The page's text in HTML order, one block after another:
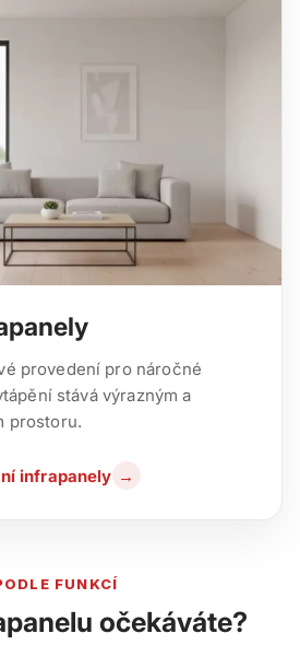
provedení pro náročné
stává výrazným a
prostoru.
infrapanely →
FUNKCÍ
očekáváte?